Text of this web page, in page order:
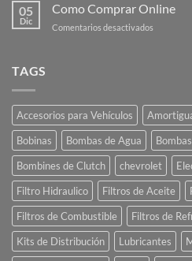
05
Dic
Como Comprar Online
Comentarios desactivados
TAGS
Accesorios para Vehículos
Bobinas
Bombas de Agua
Bombines de Clutch
chevrolet
Filtro Hidraulico
Filtros de Aceite
Filtros de Combustible
Filtros de
Kits de Distribución
Lubricantes